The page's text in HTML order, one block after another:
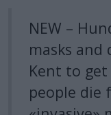
NEW –
masks
Kent to
people die